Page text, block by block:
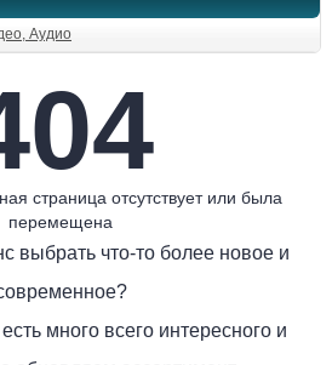
для тв
усилители
котлы
сад, стройка
Аудио
страница отсутствует или была
перемещена
выбрать что-то более новое и
есть много всего интересного и